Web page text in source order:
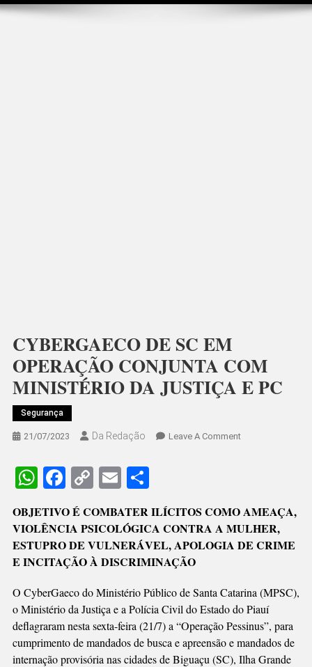
CYBERGAECO DE SC EM
OPERAÇÃO CONJUNTA COM
MINISTÉRIO DA JUSTIÇA E PC
Segurança
21/07/2023 Da Redação Leave A CommentOn
OPERAÇÃO
CONJUNTA
COM
JUSTIÇA
E
PC
WhatsApp
Facebook
CopyEmailShare
OBJETIVO É COMBATER ILÍCITOS COMO AMEAÇA,
VIOLÊNCIA PSICOLÓGICA CONTRA A MULHER,
ESTUPRO DE VULNERÁVEL, APOLOGIA DE CRIME
E INCITAÇÃO À DISCRIMINAÇÃO
O CyberGaeco do Ministério Público de Santa Catarina (MPSC),
o Ministério da Justiça e a Polícia Civil do Estado do Piauí
deflagraram nesta sexta-feira (21/7) a “Operação Pessinus”, para
cumprimento de mandados de busca e apreensão e mandados de
internação provisória nas cidades de Biguaçu (SC), Ilha Grande